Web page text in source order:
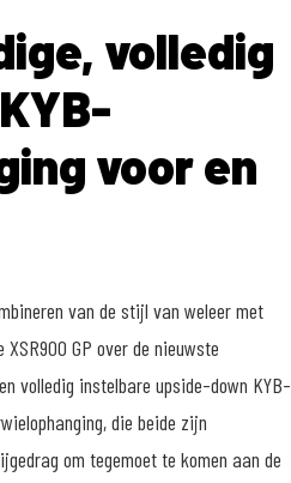
volledig
voor en
van de stijl van weleer met
GP over de nieuwste
volledig instelbare upside-down KYB-
die beide zijn
om tegemoet te komen aan de